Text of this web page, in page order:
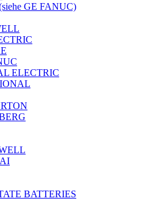
GE FANUC)
ELECTRIC
BATTERIES